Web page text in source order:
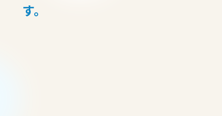
す。